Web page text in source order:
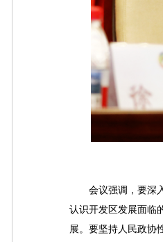
会议强调，要深入
认识开发区发展面临
展。要坚持人民政协